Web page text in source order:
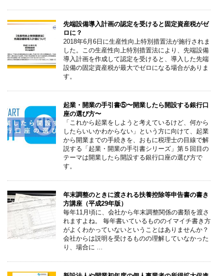
先端設備導入計画の認定を受けると固定資産税がゼ
ロに？
2018年6月6日に生産性向上特別措置法が施行されま
した。この生産性向上特別措置法により、先端設備
導入計画を作成して認定を受けると、導入した先端
設備の固定資産税が最大でゼロになる場合がありま
す。
起業・開業の手引書⑤〜開業したら開設する銀行口
座の選び方〜
「これから起業をしようと考えているけど、何から
したらいいかわからない」という方に向けて、起業
から開業までの手続きを、おもに税理士の目線で解
説する「起業・開業の手引書シリーズ」第５回目の
テーマは開業したら開設する銀行口座の選び方で
す。
年末調整のときに渡される扶養控除等申告書の書き
方講座（平成29年版）
毎年11月頃に、会社から年末調整関係の書類を渡さ
れますよね。 毎年書いているもののイマイチ書き方
がよくわかっていないということはありませんか？
会社からは説明を受けるものの理解していなかった
り、場合に ...